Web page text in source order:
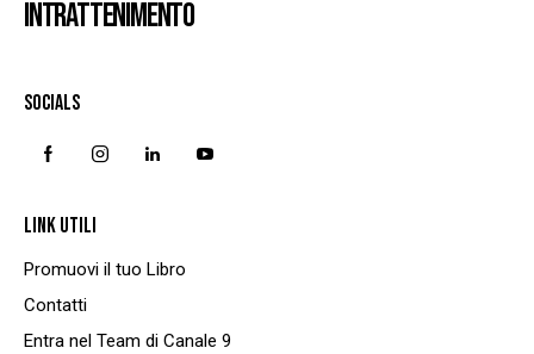
INTRATTENIMENTO
SOCIALS
LINK UTILI
Promuovi il tuo Libro
Contatti
Entra nel Team di Canale 9